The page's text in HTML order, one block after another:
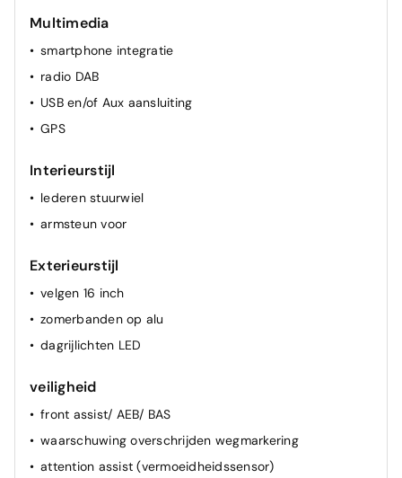
airconditioning (vol autom.)
Multimedia
smartphone integratie
radio DAB
USB en/of Aux aansluiting
GPS
Interieurstijl
lederen stuurwiel
armsteun voor
Exterieurstijl
velgen 16 inch
zomerbanden op alu
dagrijlichten LED
veiligheid
front assist/ AEB/ BAS
waarschuwing overschrijden wegmarkering
attention assist (vermoeidheidssensor)